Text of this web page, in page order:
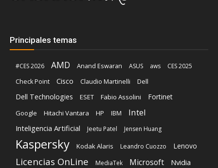
Principales temas
#CES 2026 AMD Anand Eswaran ASUS aws
CES 2025
Check Point
Cisco Claudio Martinelli Dell
Dell Technologies ESET Fabio Assolini Fortinet
Google Hitachi Vantara HP IBM Intel
Inteligencia Artificial Jeetu Patel Jensen Huang
Kaspersky Kodak Alaris Leandro Cuozzo Lenovo
Licencias OnLine MediaTek Microsoft Nvidia